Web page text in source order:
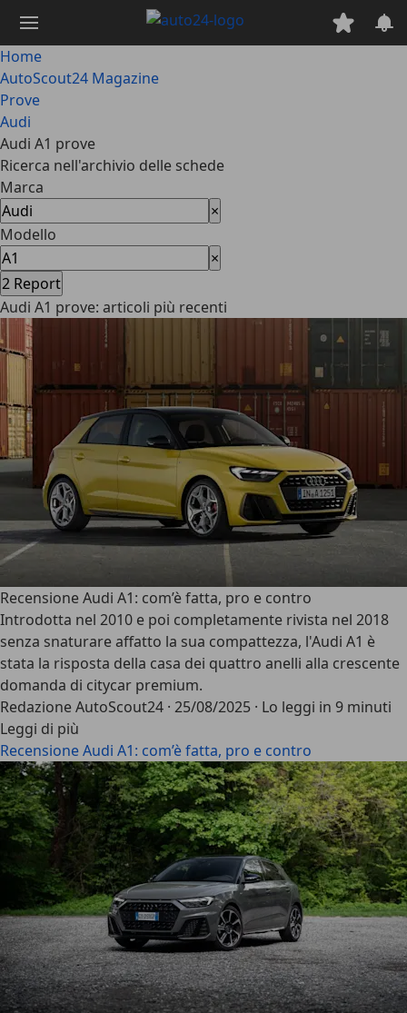
contenuto
principale
Home
AutoScout24 Magazine
Prove
Audi
Audi A1 prove
Ricerca nell'archivio delle schede
Marca
×
Modello
×
2 Report
Audi A1 prove: articoli più recenti
Recensione Audi A1: com’è fatta, pro e contro
Introdotta nel 2010 e poi completamente rivista nel 2018
senza snaturare affatto la sua compattezza, l'Audi A1 è
stata la risposta della casa dei quattro anelli alla crescente
domanda di citycar premium.
Redazione AutoScout24 · 25/08/2025 · Lo leggi in 9 minuti
Leggi di più
Recensione Audi A1: com’è fatta, pro e contro